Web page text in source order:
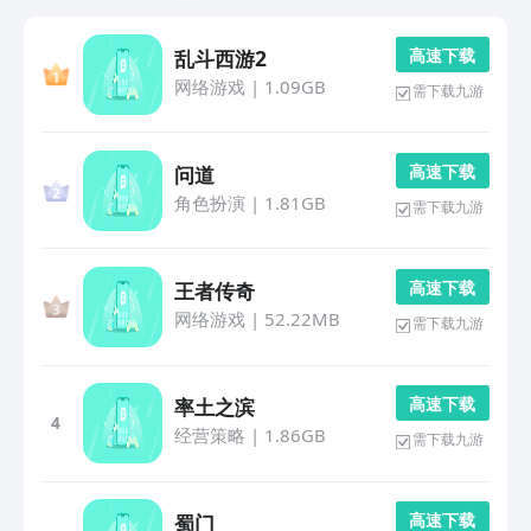
乱斗西游2
网络游戏| 1.09GB
高 速 下 载
需下载九游
问道
角色扮演 | 1.81GB
高 速 下 载
需下载九游
王者传奇
网络游戏| 52.22MB
高 速 下 载
需下载九游
4
率土之滨
经营策略 | 1.86GB
高 速 下 载
需下载九游
蜀门 高 速 下 载